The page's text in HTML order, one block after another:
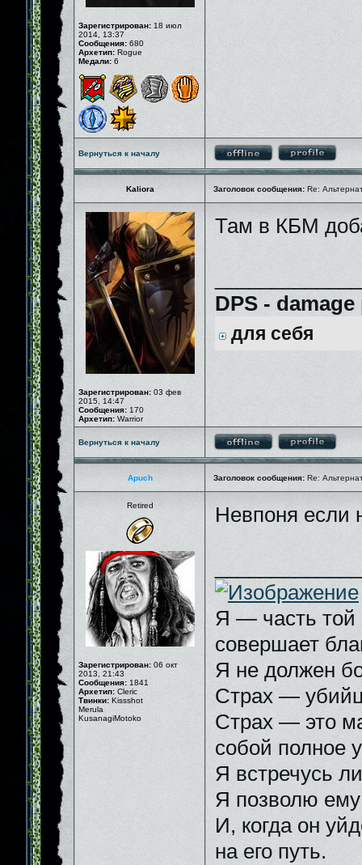
Зарегистрирован: 18 июл
2014, 13:37
Сообщения: 680
Архетип: Rogue
Медали: 6
Вернуться к началу
Kaliora Заголовок сообщения: Re:
Зарегистрирован: 03 фев
2015, 14:47
Сообщения: 170
Архетип: Warrior
Там в КБМ
DPS -
для себя
Вернуться к началу
Apuch Заголовок сообщения: Re:
Retired
Зарегистрирован: 06 окт
2013, 21:43
Сообщения: 1841
Архетип: Cleric
Твинки: Kissshot
Merula
KusanagiMotoko
Невпоня если
Я — часть той
совершает
Я не должен
Страх —
Страх — это
собой полное
Я встречусь
Я позволю ему
И, когда он
на его путь.